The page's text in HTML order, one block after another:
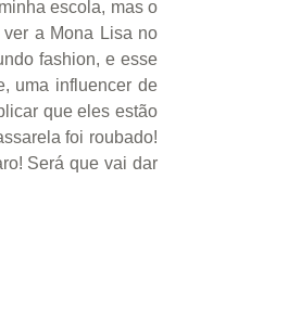
escola, mas o
ver a Mona Lisa no
fashion, e esse
uma influencer de
que eles estão
foi roubado!
Será que vai dar